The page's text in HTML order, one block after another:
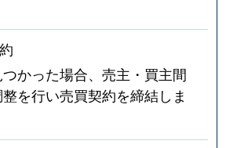
かった場合、売主・買主間
を行い売買契約を締結しま